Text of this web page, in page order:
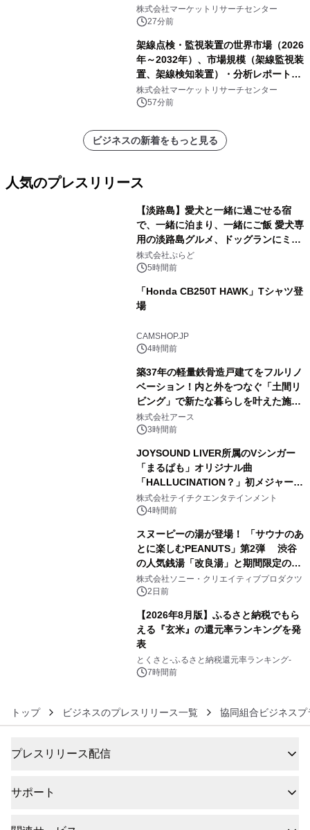
析レポートを発表
株式会社マーケットリサーチセンター
27分前
架線点検・監視装置の世界市場（2026
年～2032年）、市場規模（架線監視装
置、架線検知装置）・分析レポートを
発表
株式会社マーケットリサーチセンター
57分前
ビジネスの新着をもっと見る
人気のプレスリリース
【淡路島】愛犬と一緒に過ごせる宿
で、一緒に泊まり、一緒にご飯 愛犬専
用の淡路島グルメ、ドッグランにミニ
プール グランピングとトレーラーハウ
スの2施設で
株式会社ぷらど
5時間前
「Honda CB250T HAWK」Tシャツ登
場
CAMSHOP.JP
4時間前
築37年の軽量鉄骨造戸建てをフルリノ
ベーション！内と外をつなぐ「土間リ
ビング」で新たな暮らしを叶えた施工
事例を株式会社アースが公開
株式会社アース
3時間前
JOYSOUND LIVER所属のVシンガー
「まるぱも」オリジナル曲
「HALLUCINATION？」初メジャー配
信リリース決定！
株式会社テイチクエンタテインメント
4時間前
スヌーピーの湯が登場！ 「サウナのあ
とに楽しむPEANUTS」第2弾 渋谷
の人気銭湯「改良湯」と期間限定のコ
ラボレーション サウナイキタイコラ
ボグッズも発売決定！
株式会社ソニー・クリエイティブプロダクツ
2日前
【2026年8月版】ふるさと納税でもら
える『玄米』の還元率ランキングを発
表
とくさと-ふるさと納税還元率ランキング-
7時間前
トップ ビジネスのプレスリリース一覧 協同組合ビジネスプ
プレスリリース配信
サポート